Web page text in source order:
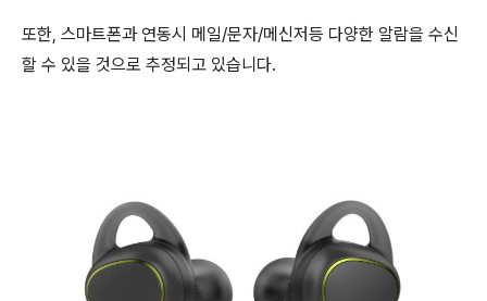
또한, 스마트폰과 연동시 메일/문자/메신저등 다양한 알람을 수신
할 수 있을 것으로 추정되고 있습니다.